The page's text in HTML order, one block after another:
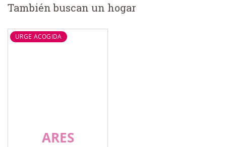
También buscan un hogar
URGE ACOGIDA
ARES